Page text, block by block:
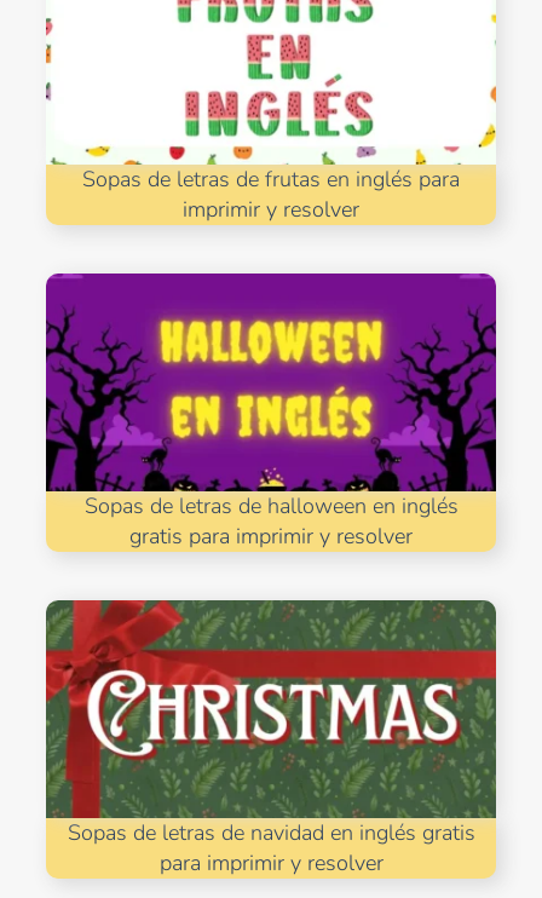
Sopas de letras de frutas en inglés para
imprimir y resolver
Sopas de letras de halloween en inglés
gratis para imprimir y resolver
Sopas de letras de navidad en inglés gratis
para imprimir y resolver